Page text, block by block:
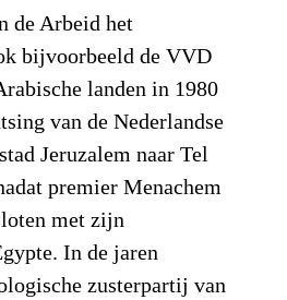
de Arbeid het
bijvoorbeeld de VVD
landen in 1980
van de Nederlandse
Jeruzalem naar Tel
premier Menachem
met zijn
In de jaren
zusterpartij van